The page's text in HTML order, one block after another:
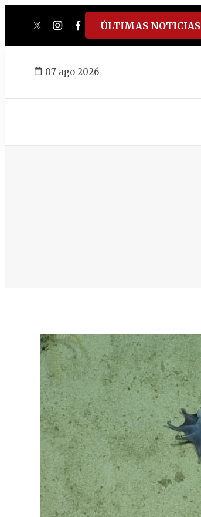
twitterinstagram
facebook
tiktokyoutube
spotify
ÚLTIMAS NOTICIAS
07 ago 2026